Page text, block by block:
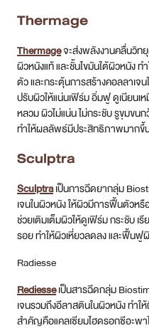
Thermage
Thermageจะส่งพลังงานคลื่นวิทยุ
ผิวหนังแท้ และชั้นไขมันใต้ผิวหนัง
ตัว และกระตุ้นการสร้างคอลลาเจ
ปรับผิวให้แน่นเฟิร์ม อิ่มฟู ดูเนียน
หลวม ผิวไม่แน่น ไม่กระชับ รูขุมขน
ทำให้ผลลัพธ์มีประสิทธิภาพมากขึ้
Sculptra
Sculptraเป็นการฉีดยากลุ่ม
เจนในผิวหนัง ให้ผิวมีการฟื้นตัวห
ช่วยเติมเต็มผิวให้ดูเฟิร์ม กระชับ
รอย ทำให้ผิวเหี่ยวลดลง และฟื้น
Radiesse
Rediesseเป็นสารฉีดกลุ่ม
เจนรวมถึงอีลาสตินในผิวหนัง ทำใ
สำคัญคือแคลเซียมไฮดรอกซีอะพา